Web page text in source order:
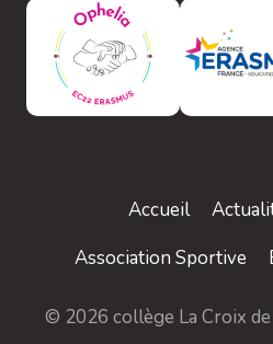
Accueil
Association Sportive
© 2026 collège La Croix